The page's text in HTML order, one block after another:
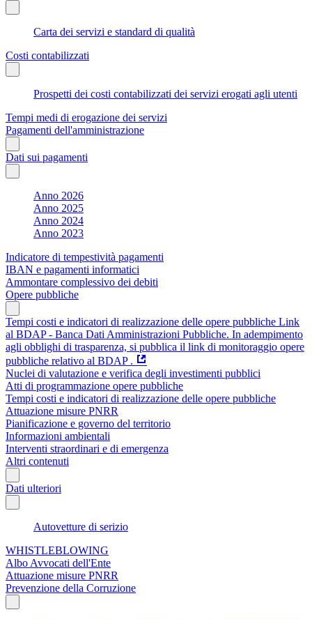
Carta dei servizi e standard di qualità
Costi contabilizzati
Prospetti dei costi contabilizzati dei servizi erogati agli utenti
Tempi medi di erogazione dei servizi
Pagamenti dell'amministrazione
Dati sui pagamenti
Anno 2026
Anno 2025
Anno 2024
Anno 2023
Indicatore di tempestività pagamenti
IBAN e pagamenti informatici
Ammontare complessivo dei debiti
Opere pubbliche
Tempi costi e indicatori di realizzazione delle opere pubbliche Link
al BDAP - Banca Dati Amministrazioni Pubbliche. In adempimento
agli obblighi di trasparenza, si pubblica il link di monitoraggio opere
pubbliche relativo al BDAP .
Nuclei di valutazione e verifica degli investimenti pubblici
Atti di programmazione opere pubbliche
Tempi costi e indicatori di realizzazione delle opere pubbliche
Attuazione misure PNRR
Pianificazione e governo del territorio
Informazioni ambientali
Interventi straordinari e di emergenza
Altri contenuti
Dati ulteriori
Autovetture di serizio
WHISTLEBLOWING
Albo Avvocati dell'Ente
Attuazione misure PNRR
Prevenzione della Corruzione